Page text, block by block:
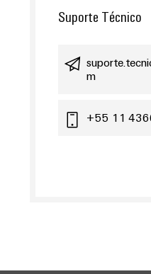
Suporte Técnico
m
+55 11